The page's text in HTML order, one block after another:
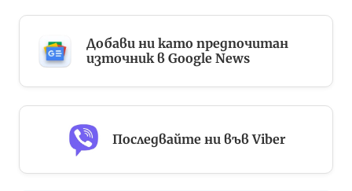
Добави ни като предпочитан
източник в Google News
Последвайте ни във Viber